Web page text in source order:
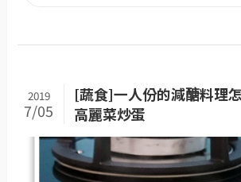
[蔬食]一人份的減醣料理
高麗菜炒蛋
2019
7/05